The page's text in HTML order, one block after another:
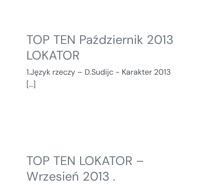
TOP TEN Październik 2013
LOKATOR
1.Język rzeczy – D.Sudijc - Karakter 2013
[...]
TOP TEN LOKATOR –
Wrzesień 2013 .